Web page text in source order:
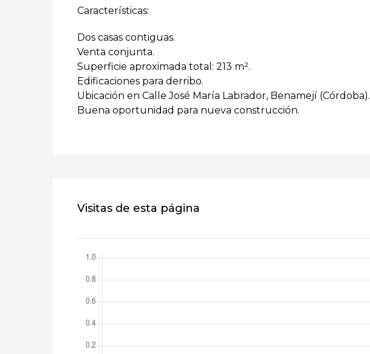
Características:
Dos casas contiguas.
Venta conjunta.
Superficie aproximada total: 213 m².
Edificaciones para derribo.
Ubicación en Calle José María Labrador, Benamejí (Córdoba).
Buena oportunidad para nueva construcción.
Visitas de esta página